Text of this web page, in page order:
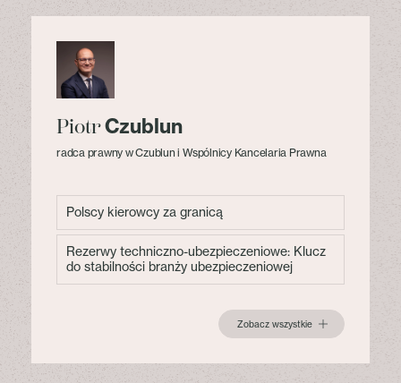
PiotrCzublun
radca prawny w Czublun i Wspólnicy Kancelaria Prawna
Polscy kierowcy za granicą
Rezerwy techniczno-ubezpieczeniowe: Klucz
do stabilności branży ubezpieczeniowej
Zobacz wszystkie